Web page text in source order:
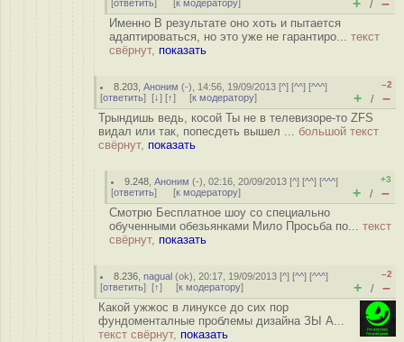
ответить к модератору + / –
Именно В результате оно хоть и пытается
адаптироваться, но это уже не гарантиро... текст
свёрнут, показать
8.203 ,Аноним (-), 14:56, 19/09/2013 [^] [^^] [^^^]
[ответить] [↓] [↑] [к модератору]
–2
+ / –
Трындишь ведь, косой Ты не в телевизоре-то ZFS
видал или так, попесдеть вышел ... большой текст
свёрнут, показать
9.248 ,Аноним (-), 02:16, 20/09/2013 [^] [^^] [^^^]
[ответить] [к модератору]
+3
+ / –
Смотрю Бесплатное шоу со специально
обученными обезьянками Мило Просьба по... текст
свёрнут, показать
8.236 ,nagual (ok), 20:17, 19/09/2013 [^] [^^] [^^^]
[ответить] [↑] [к модератору]
–2
+ / –
Какой ужжос в линуксе до сих пор
фундоменталные проблемы дизайна ЗЫ А...
текст свёрнут, показать